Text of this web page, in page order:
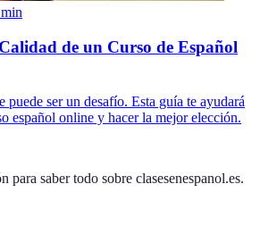
min
de un Curso de Español
puede ser un desafío. Esta guía te ayudará
español online y hacer la mejor elección.
para saber todo sobre clasesenespanol.es.